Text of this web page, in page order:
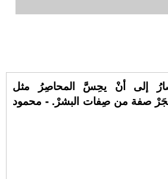
إلى أنْ يحِسَّ المحاصِرُ مثل
صفة من صِفات البشرْ. - محمود